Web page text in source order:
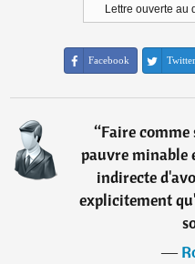
Lettre ouverte au
Facebook Twitter
“Faire
pauvre minable
indirecte
explicitement
―